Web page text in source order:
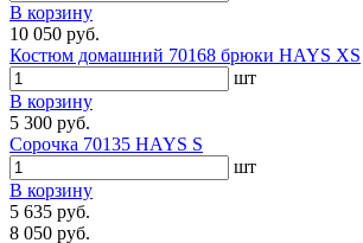
В корзину
10 050 руб.
Костюм домашний 70168 брюки HAYS XS
шт
В корзину
5 300 руб.
Сорочка 70135 HAYS S
шт
В корзину
5 635 руб.
8 050 руб.